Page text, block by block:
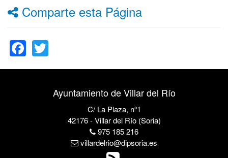
Comparte esta Página
Facebook
Ayuntamiento de Villar del Río
C/ La Plaza, nº1
42176 - Villar del Río (Soria)
975 185 216
villardelrio@dipsoria.es